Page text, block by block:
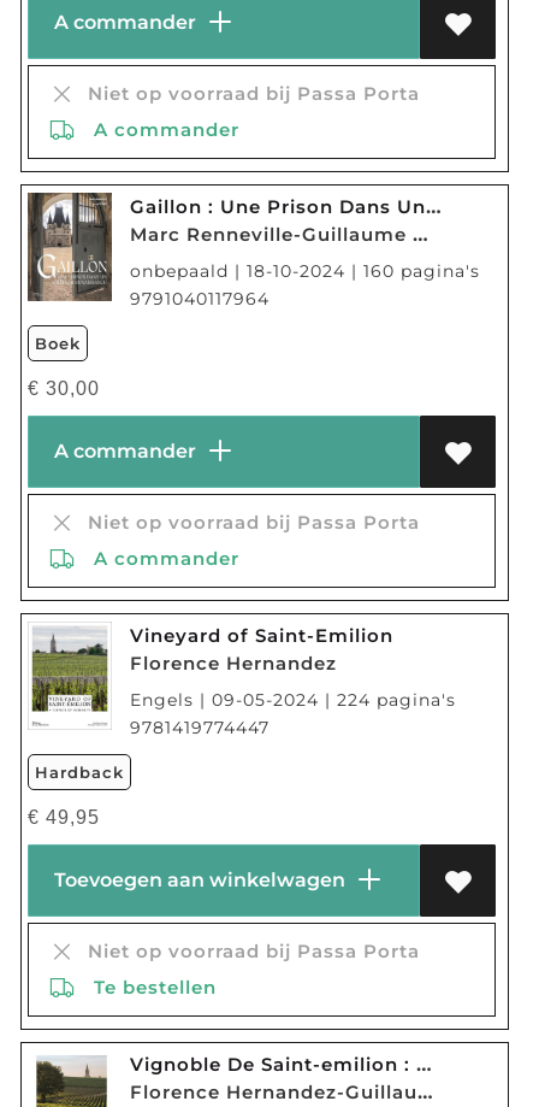
A commander
Niet op voorraad bij Passa Porta
A commander
Gaillon : Une Prison Dans Un Chateau Renaissance
Marc Renneville-Guillaume De Laubier
onbepaald | 18-10-2024 | 160 pagina's
9791040117964
Boek
€ 30,00
A commander
Niet op voorraad bij Passa Porta
A commander
Vineyard of Saint-Emilion
Florence Hernandez
Engels | 09-05-2024 | 224 pagina's
9781419774447
Hardback
€ 49,95
Toevoegen aan winkelwagen
Niet op voorraad bij Passa Porta
Te bestellen
Vignoble De Saint-emilion : Un Terroir De L'humanite
Florence Hernandez-Guillaume De Laubier